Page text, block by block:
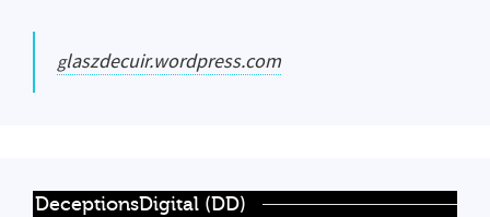
glaszdecuir.wordpress.com
DeceptionsDigital (DD)